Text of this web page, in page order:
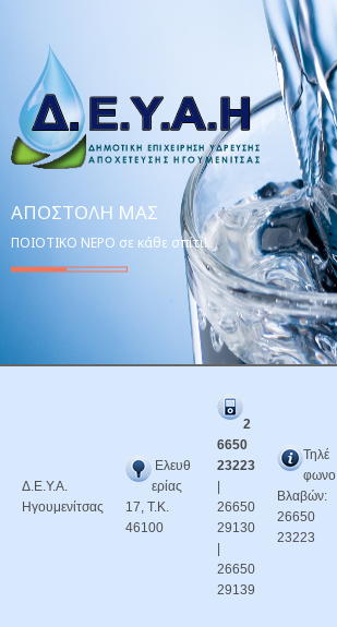
ΑΠΟΣΤΟΛΉ ΜΑΣ
ΠΟΙΟΤΙΚΟ ΝΕΡΟ σε κάθε σπίτι!
Δ.Ε.Υ.Α.
Ηγουμενίτσας
Ελευθ
ερίας
17, Τ.Κ.
46100
2
6650
23223
26650
29130
26650
29139
Τηλέ
φωνο
Βλαβών:
26650
23223